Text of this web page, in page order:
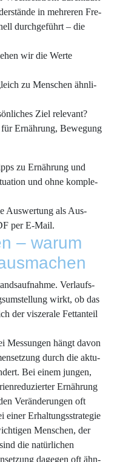
in meh­re­ren Fre­
durch­ge­führt – die
wir die Wer­te
zu Men­schen ähn­li­
Ziel relevant?
für Ernäh­rung, Bewe­gung
zu Ernäh­rung und
und ohne kom­ple­
Aus­wer­tung als Aus­
per E‑Mail.
– war­um
Ver­laufs­
wirkt, ob das
der vis­ze­ra­le Fett­an­teil
Mes­sun­gen hängt davon
durch die aktu­
Bei einem jun­gen,
Ernäh­rung
Ver­än­de­run­gen oft
einer Erhal­tungs­stra­te­gie
Men­schen, der
die natür­li­chen
dage­gen oft ähn­